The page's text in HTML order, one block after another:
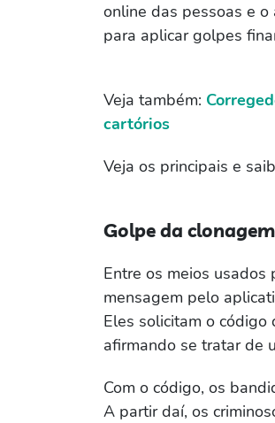
online das pessoas e
para aplicar golpes
Veja também:
cartórios
Veja os principais e
Golpe da
Entre os meios
mensagem pelo
Eles solicitam o código
afirmando se tratar de
Com o código, os
A partir daí, os